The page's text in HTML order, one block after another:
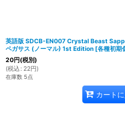
英語版 SDCB-EN007 Crystal Beast
ペガサス (ノーマル) 1st Edition [各種初期
20円(税別)
(税込 : 22円)
在庫数 5点
カート